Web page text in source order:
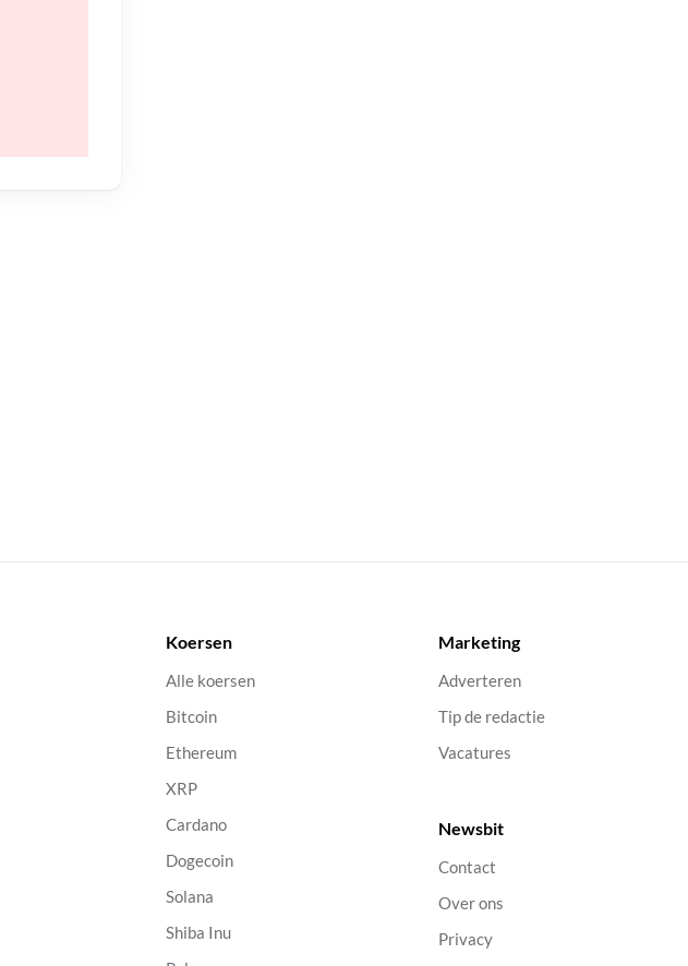
Koersen
Alle koersen
Bitcoin
Ethereum
XRP
Cardano
Dogecoin
Solana
Shiba Inu
Marketing
Adverteren
Tip de redactie
Vacatures
Newsbit
Contact
Over ons
Privacy